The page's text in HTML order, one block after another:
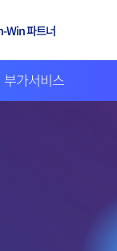
Win 파트너
부가서비스